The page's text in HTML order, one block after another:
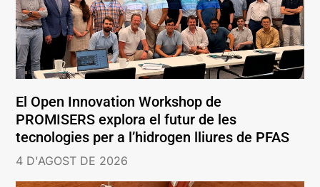
El Open Innovation Workshop de
PROMISERS explora el futur de les
tecnologies per a l’hidrogen lliures de PFAS
4 D'AGOST DE 2026